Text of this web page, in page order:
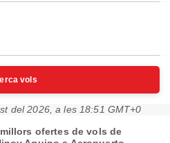
vols
del 2026, a les 18:51 GMT+0
ofertes de vols de